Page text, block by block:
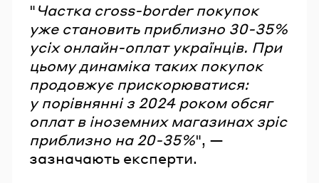
"Частка cross-border покупок
уже становить приблизно 30-35%
усіх онлайн-оплат українців. При
цьому динаміка таких покупок
продовжує прискорюватися:
у порівнянні з 2024 роком обсяг
оплат в іноземних магазинах зріс
приблизно на 20-35%", —
зазначають експерти.